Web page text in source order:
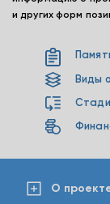
и других форм
Виды
О